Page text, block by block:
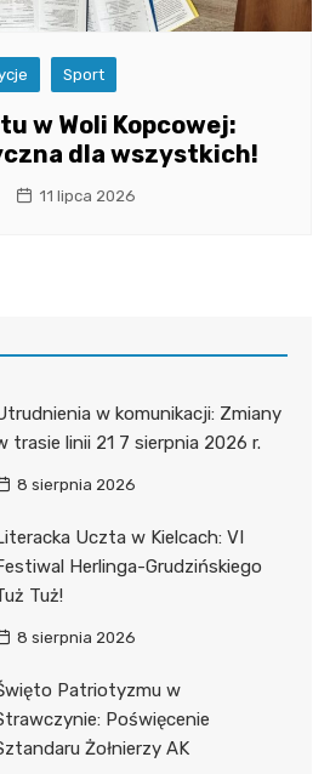
Sport
w Woli Kopcowej:
dla wszystkich!
11 lipca 2026
w komunikacji: Zmiany
trasie linii 21 7 sierpnia 2026 r.
8 sierpnia 2026
Uczta w Kielcach: VI
Herlinga-Grudzińskiego
Tuż!
8 sierpnia 2026
Patriotyzmu w
Poświęcenie
Żołnierzy AK